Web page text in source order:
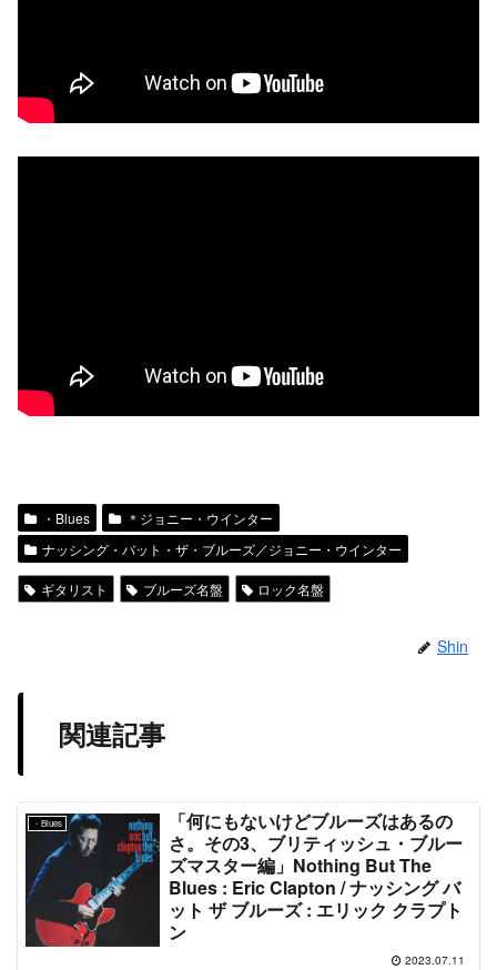
・Blues
＊ジョニー・ウインター
ナッシング・バット・ザ・ブルーズ／ジョニー・ウインター
ギタリスト ブルーズ名盤 ロック名盤
Shin
関連記事
・Blues
「何にもないけどブルーズはあるの
さ。その3、ブリティッシュ・ブルー
ズマスター編」Nothing But The
Blues : Eric Clapton / ナッシング バ
ット ザ ブルーズ : エリック クラプト
ン
2023.07.11